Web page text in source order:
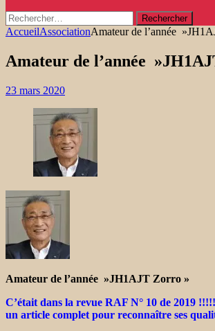
Rechercher :
AccueilAssociationAmateur de l’année
Amateur de l’année
23 mars 2020
Amateur de l’année »JH1AJT Zorro »
C’était dans la revue RAF N° 10 de 2019
un article complet pour reconnaître ses